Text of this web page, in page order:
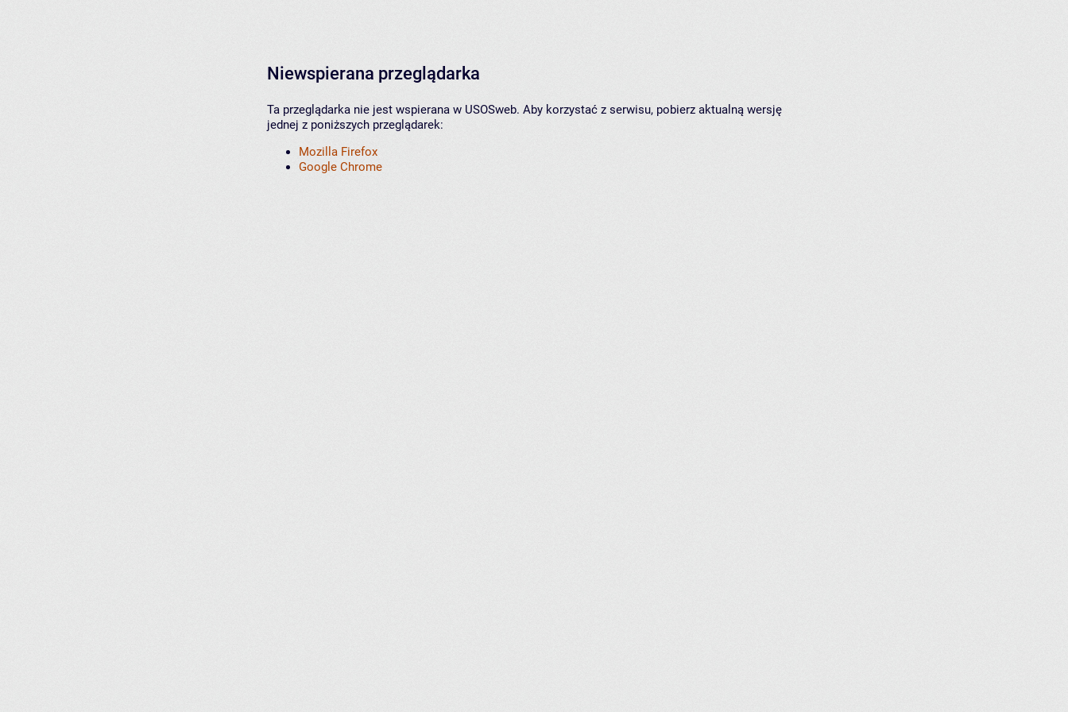
Niewspierana przeglądarka
Ta przeglądarka nie jest wspierana w USOSweb. Aby korzystać z serwisu, pobierz aktualną wersję
jednej z poniższych przeglądarek:
Mozilla Firefox
Google Chrome